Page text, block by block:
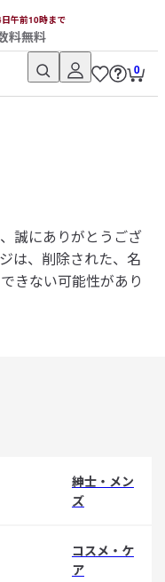
午前10時まで
料無料
0
誠にありがとうござ
は、削除された、名
きない可能性があり
紳士・メン
ズ
コスメ・ケ
ア